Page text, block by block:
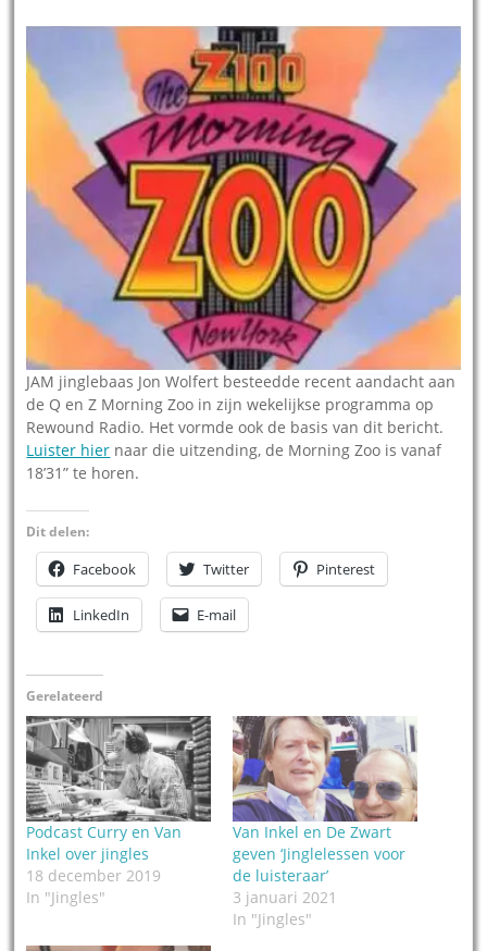
JAM jinglebaas Jon Wolfert besteedde recent aandacht aan
de Q en Z Morning Zoo in zijn wekelijkse programma op
Rewound Radio. Het vormde ook de basis van dit bericht.
Luister hier naar die uitzending, de Morning Zoo is vanaf
18’31” te horen.
Dit delen:
Facebook Twitter Pinterest
LinkedIn E-mail
Gerelateerd
Podcast Curry en Van
Inkel over jingles
18 december 2019
In "Jingles"
Van Inkel en De Zwart
geven ‘Jinglelessen voor
de luisteraar’
3 januari 2021
In "Jingles"